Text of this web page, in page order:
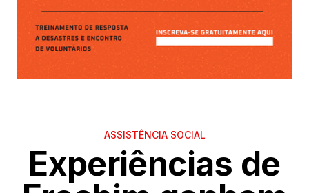
ASSISTÊNCIA SOCIAL
Experiências de